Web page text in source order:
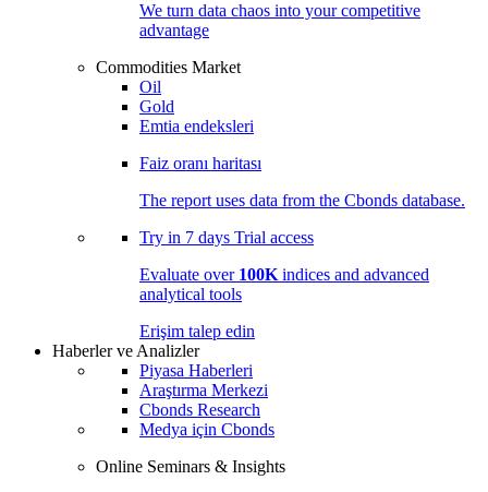
We turn data chaos into your competitive
advantage
Commodities Market
Oil
Gold
Emtia endeksleri
Faiz oranı haritası
The report uses data from the Cbonds database.
Try in 7 days Trial access
Evaluate over 100K indices and advanced
analytical tools
Erişim talep edin
Haberler ve Analizler
Piyasa Haberleri
Araştırma Merkezi
Cbonds Research
Medya için Cbonds
Online Seminars & Insights